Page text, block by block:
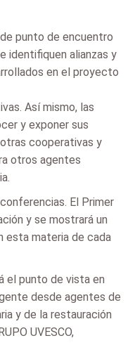
punto de encuentro
identifiquen alianzas y
en el proyecto
Así mismo, las
y exponer sus
cooperativas y
otros agentes
El Primer
y se mostrará un
esta materia de cada
el punto de vista en
desde agentes de
y de la restauración
UVESCO,